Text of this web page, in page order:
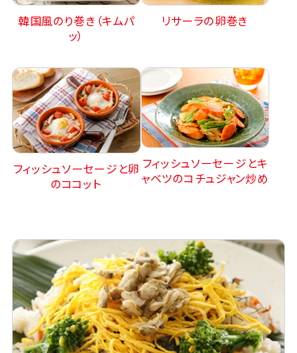
韓国風のり巻き（キムパ
ッ）
リサーラの卵巻き
フィッシュソーセージと卵
のココット
フィッシュソーセージとキ
ャベツのコチュジャン炒め